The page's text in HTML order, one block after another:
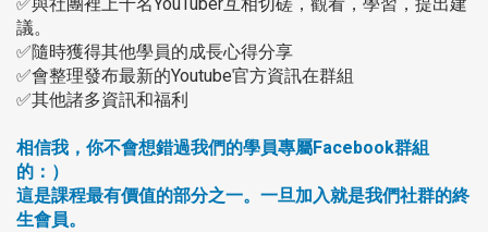
議。
✅隨時獲得其他學員的成長心得分享
✅會整理發布最新的Youtube官方資訊在群組
✅其他諸多資訊和福利
相信我，你不會想錯過我們的學員專屬Facebook群組
的：）
這是課程最有價值的部分之一。一旦加入就是我們社群的終
生會員。